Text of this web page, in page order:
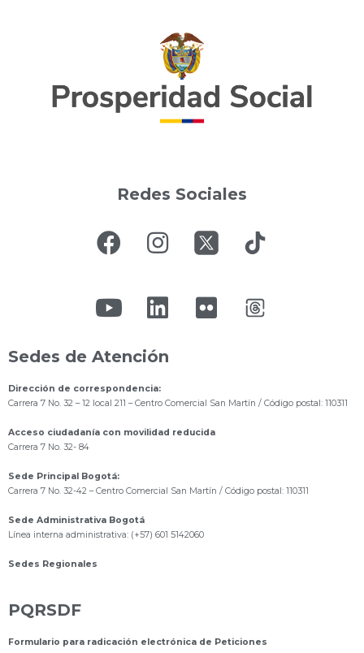
Redes Sociales
Sedes de Atención
Dirección de correspondencia:
Carrera 7 No. 32 – 12 local 211 – Centro Comercial San Martín / Código postal: 110311
Acceso ciudadanía con movilidad reducida
Carrera 7 No. 32- 84
Sede Principal Bogotá:
Carrera 7 No. 32-42 – Centro Comercial San Martín / Código postal: 110311
Sede Administrativa Bogotá
Línea interna administrativa: (+57) 601 5142060
Sedes Regionales
PQRSDF
Formulario para radicación electrónica de Peticiones